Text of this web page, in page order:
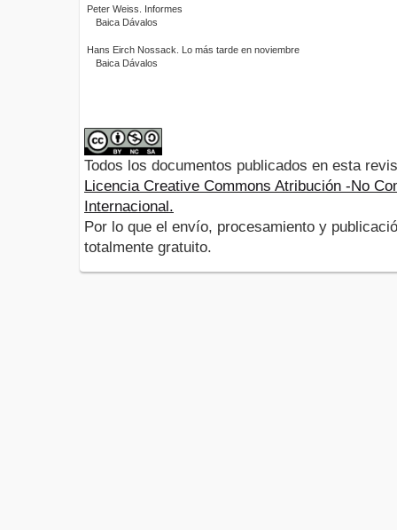
Peter Weiss. Informes
Baica Dávalos
Hans Eirch Nossack. Lo más tarde en noviembre
Baica Dávalos
Todos los documentos publicados en esta
Licencia Creative Commons Atribución -No
Internacional.
Por lo que el envío, procesamiento y
totalmente gratuito.